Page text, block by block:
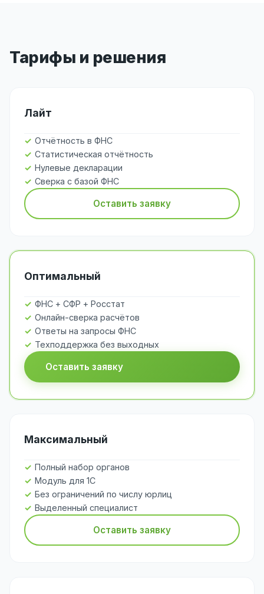
Тарифы и решения
Лайт
Отчётность в ФНС
Статистическая отчётность
Нулевые декларации
Сверка с базой ФНС
Оставить заявку
Оптимальный
ФНС + СФР + Росстат
Онлайн-сверка расчётов
Ответы на запросы ФНС
Техподдержка без выходных
Оставить заявку
Максимальный
Полный набор органов
Модуль для 1С
Без ограничений по числу юрлиц
Выделенный специалист
Оставить заявку